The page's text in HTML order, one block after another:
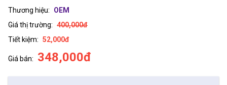
Thương hiệu:
OEM
Giá thị trường: 400,000đ
Tiết kiệm: 52,000đ
Giá bán: 348,000đ